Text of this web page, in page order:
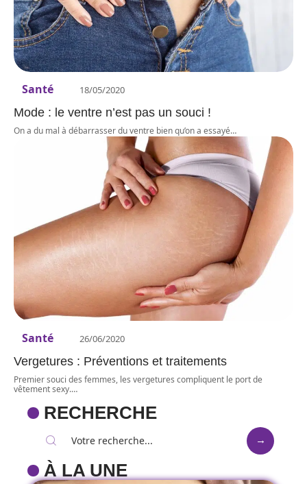
Santé 18/05/2020
Mode : le ventre n’est pas un souci !
On a du mal à débarrasser du ventre bien qu’on a essayé…
Santé 26/06/2020
Vergetures : Préventions et traitements
Premier souci des femmes, les vergetures compliquent le port de
vêtement sexy.…
RECHERCHE
À LA UNE